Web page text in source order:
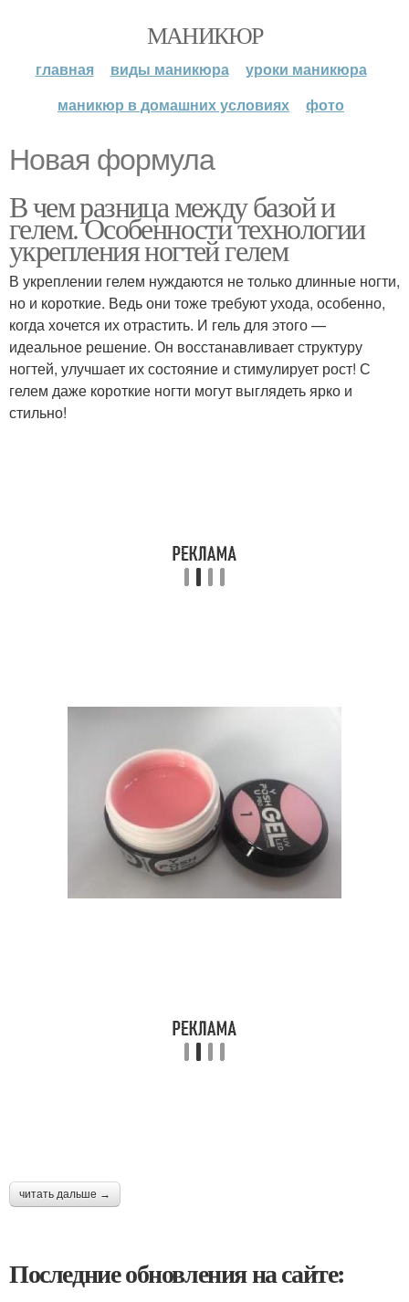
МАНИКЮР
главная виды маникюра
уроки маникюра
маникюр в домашних условиях
фото
Новая формула
В чем разница между базой и
гелем. Особенности технологии
укрепления ногтей гелем
В укреплении гелем нуждаются не только длинные ногти,
но и короткие. Ведь они тоже требуют ухода, особенно,
когда хочется их отрастить. И гель для этого —
идеальное решение. Он восстанавливает структуру
ногтей, улучшает их состояние и стимулирует рост! С
гелем даже короткие ногти могут выглядеть ярко и
стильно!
читать дальше →
Последние обновления на сайте: